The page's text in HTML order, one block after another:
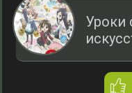
Уроки